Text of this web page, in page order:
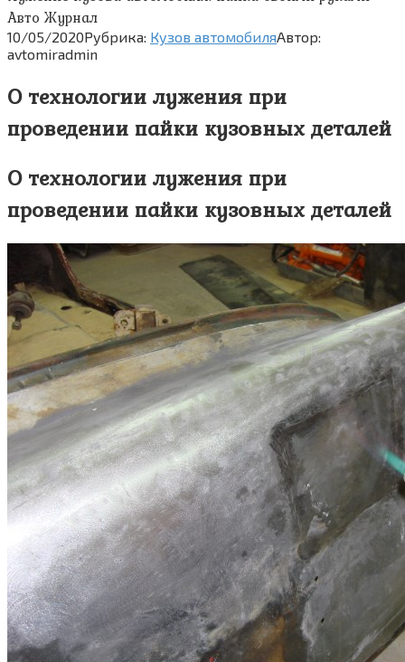
Авто Журнал
10/05/2020Рубрика: Кузов автомобиляАвтор:
avtomiradmin
О технологии лужения при
проведении пайки кузовных деталей
О технологии лужения при
проведении пайки кузовных деталей